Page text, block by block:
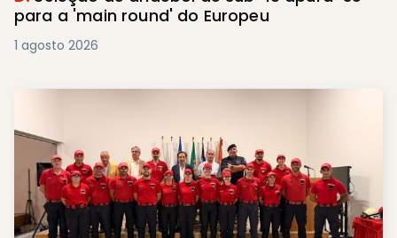
para a 'main round' do Europeu
1 agosto 2026